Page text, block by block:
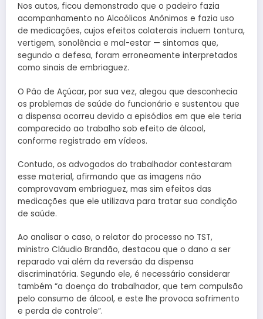
Nos autos, ficou demonstrado que o padeiro fazia
acompanhamento no Alcoólicos Anônimos e fazia uso
de medicações, cujos efeitos colaterais incluem tontura,
vertigem, sonolência e mal-estar — sintomas que,
segundo a defesa, foram erroneamente interpretados
como sinais de embriaguez.
O Pão de Açúcar, por sua vez, alegou que desconhecia
os problemas de saúde do funcionário e sustentou que
a dispensa ocorreu devido a episódios em que ele teria
comparecido ao trabalho sob efeito de álcool,
conforme registrado em vídeos.
Contudo, os advogados do trabalhador contestaram
esse material, afirmando que as imagens não
comprovavam embriaguez, mas sim efeitos das
medicações que ele utilizava para tratar sua condição
de saúde.
Ao analisar o caso, o relator do processo no TST,
ministro Cláudio Brandão, destacou que o dano a ser
reparado vai além da reversão da dispensa
discriminatória. Segundo ele, é necessário considerar
também “a doença do trabalhador, que tem compulsão
pelo consumo de álcool, e este lhe provoca sofrimento
e perda de controle”.